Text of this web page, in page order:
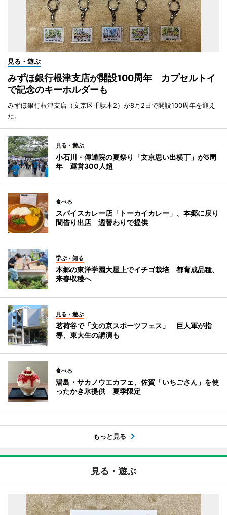
見る・遊ぶ
みずほ銀行根津支店が開設100周年 カプセルトイ
で記念のキーホルダーも
みずほ銀行根津支店（文京区千駄木2）が8月2日で開設100周年を迎え
た。
見る・遊ぶ
小石川・傳通院の夏祭り「文京思い出横丁」が5周
年 運営300人超
食べる
スパイスカレー店「トーカイカレー」、本郷に戻り
間借り出店 週替わりで提供
学ぶ・知る
本郷の東洋学園大屋上でイチゴ栽培 都育成品種、
来春収穫へ
見る・遊ぶ
茗荷谷で「文の京スポーツフェス」 巨人軍が指
導、東大生の講演も
食べる
湯島・サカノウエカフェ、佐賀「いちごさん」を使
ったかき氷提供 夏季限定
もっと見る
見る・遊ぶ